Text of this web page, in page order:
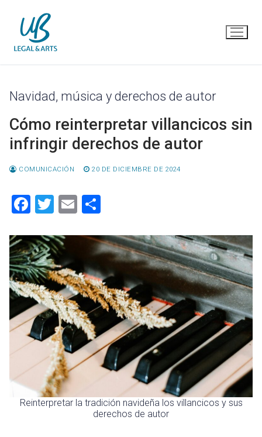
contenido
Navidad, música y derechos de autor
Cómo reinterpretar villancicos sin
infringir derechos de autor
COMUNICACIÓN 20 DE DICIEMBRE DE 2024
Facebook
Twitter
Email
Reinterpretar la tradición navideña los villancicos y sus
derechos de autor